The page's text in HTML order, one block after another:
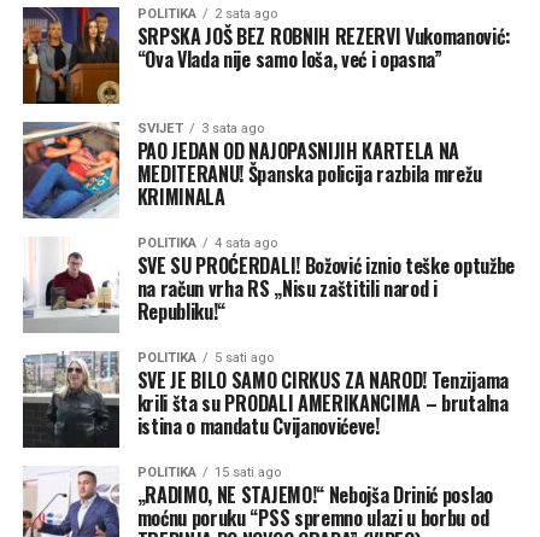
stanju napisati objavu da
bar liči na istinu”, poručuje
Milanović na samom
početku svog obraćanja.
Milanović podsjeća da ovo nije prvi put da SNSD
ponavlja istu neistinu u javnosti, iako su im u
skupštinskim klupama već predočeni dokazi:
“Ovu tezu, da je nekad,
navodno, grad podigao
kredit za novi vodovod do
rezervoara Tunjice, jer je
postojeći bio nedovoljnog
tradicija okupljanja oko ovog svetog hrama nastaviti i u
godinama koje dolaze.
Blink
POLITIKA 2 sata ago
SRPSKA JOŠ BEZ ROBNIH REZERVI Vukomanović:
“Ova Vlada nije samo loša, već i opasna”
SVIJET 3 sata ago
PAO JEDAN OD NAJOPASNIJIH KARTELA NA
MEDITERANU! Španska policija razbila mrežu
KRIMINALA
POLITIKA 4 sata ago
SVE SU PROĆERDALI! Božović iznio teške optužbe
na račun vrha RS „Nisu zaštitili narod i
Republiku!“
POLITIKA 5 sati ago
SVE JE BILO SAMO CIRKUS ZA NAROD! Tenzijama
krili šta su PRODALI AMERIKANCIMA – brutalna
istina o mandatu Cvijanovićeve!
POLITIKA 15 sati ago
„RADIMO, NE STAJEMO!“ Nebojša Drinić poslao
moćnu poruku “PSS spremno ulazi u borbu od